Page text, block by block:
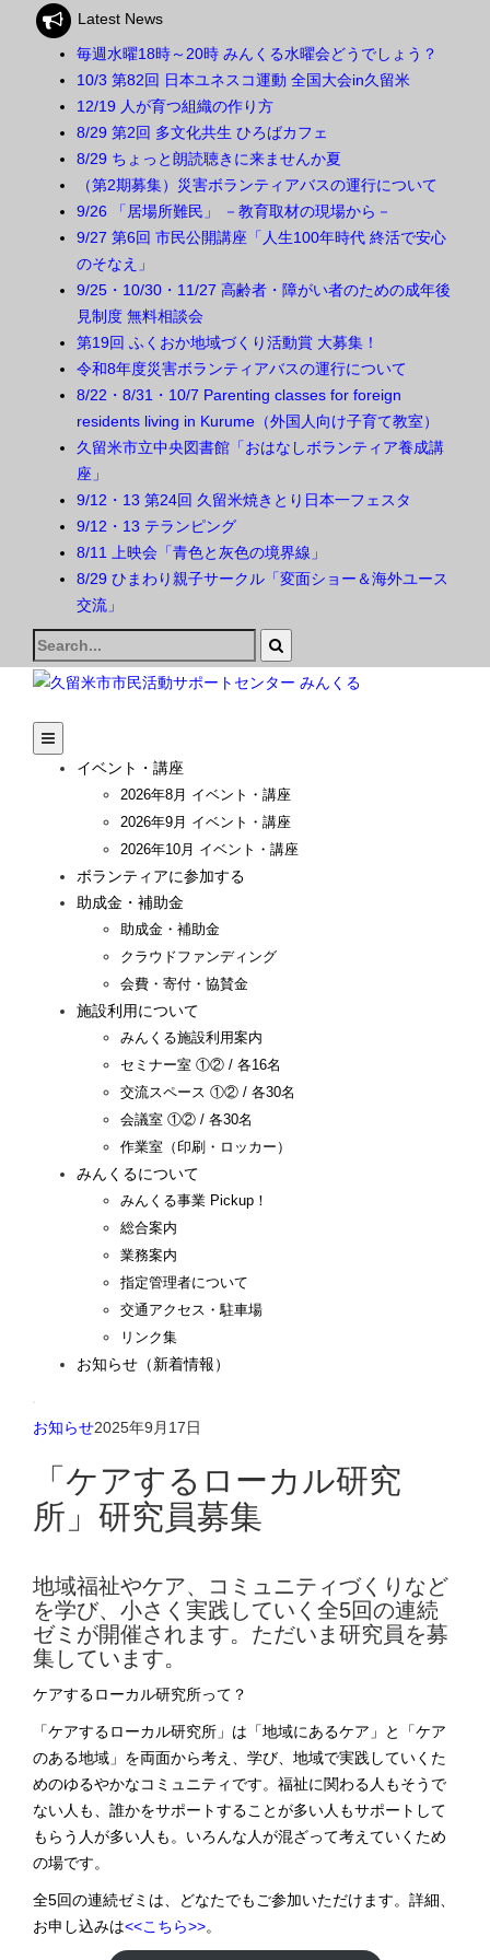
Latest News
毎週水曜18時～20時 みんくる水曜会どうでしょう？
10/3 第82回 日本ユネスコ運動 全国大会in久留米
12/19 人が育つ組織の作り方
8/29 第2回 多文化共生 ひろばカフェ
8/29 ちょっと朗読聴きに来ませんか夏
（第2期募集）災害ボランティアバスの運行について
9/26 「居場所難民」 －教育取材の現場から－
9/27 第6回 市民公開講座「人生100年時代 終活で安心
のそなえ」
9/25・10/30・11/27 高齢者・障がい者のための成年後
見制度 無料相談会
第19回 ふくおか地域づくり活動賞 大募集！
令和8年度災害ボランティアバスの運行について
8/22・8/31・10/7 Parenting classes for foreign
residents living in Kurume（外国人向け子育て教室）
久留米市立中央図書館「おはなしボランティア養成講
座」
9/12・13 第24回 久留米焼きとり日本一フェスタ
9/12・13 テランピング
8/11 上映会「青色と灰色の境界線」
8/29 ひまわり親子サークル「変面ショー＆海外ユース
交流」
Search
for:
イベント・講座
2026年8月 イベント・講座
2026年9月 イベント・講座
2026年10月 イベント・講座
ボランティアに参加する
助成金・補助金
助成金・補助金
クラウドファンディング
会費・寄付・協賛金
施設利用について
みんくる施設利用案内
セミナー室 ①② / 各16名
交流スペース ①② / 各30名
会議室 ①② / 各30名
作業室（印刷・ロッカー）
みんくるについて
みんくる事業 Pickup！
総合案内
業務案内
指定管理者について
交通アクセス・駐車場
リンク集
お知らせ（新着情報）
お知らせ2025年9月17日
「ケアするローカル研究
所」研究員募集
地域福祉やケア、コミュニティづくりなど
を学び、小さく実践していく全5回の連続
ゼミが開催されます。ただいま研究員を募
集しています。
ケアするローカル研究所って？
「ケアするローカル研究所」は「地域にあるケア」と「ケア
のある地域」を両面から考え、学び、地域で実践していくた
めのゆるやかなコミュニティです。福祉に関わる人もそうで
ない人も、誰かをサポートすることが多い人もサポートして
もらう人が多い人も。いろんな人が混ざって考えていくため
の場です。
全5回の連続ゼミは、どなたでもご参加いただけます。詳細、
お申し込みは<<こちら>>。